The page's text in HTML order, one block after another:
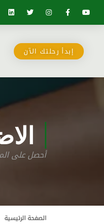
إبدأ رحلتك الآن
أحصل على
الصفحة الرئيسية